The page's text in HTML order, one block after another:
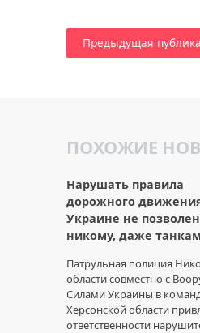
Предыдущая
ПОХОЖИЕ
Нарушать правила
дорожного
Украине не
никому, даже
Патрульная полиция
области совместно с
Силами Украины в
Херсонской области
ответственности